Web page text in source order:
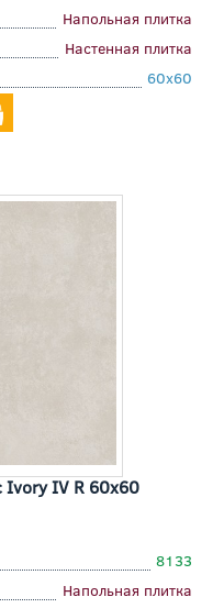
Напольная плитка
Настенная плитка
60x60
Ivory IV R 60x60
8133
Напольная плитка